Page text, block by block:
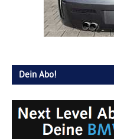
Dein Abo!